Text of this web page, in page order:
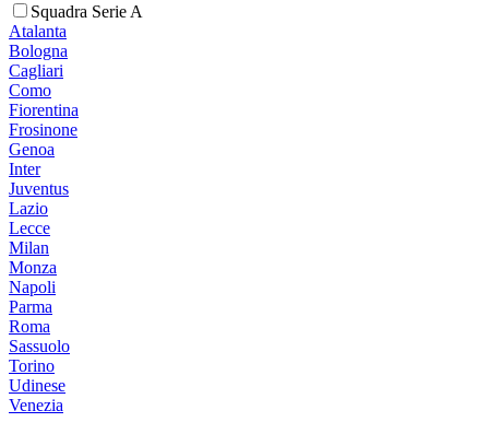
Squadra Serie A
Atalanta
Bologna
Cagliari
Como
Fiorentina
Frosinone
Genoa
Inter
Juventus
Lazio
Lecce
Milan
Monza
Napoli
Parma
Roma
Sassuolo
Torino
Udinese
Venezia